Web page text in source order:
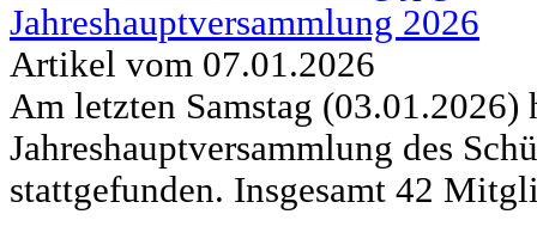
Jahreshauptversammlung 2026
Artikel vom 07.01.2026
Am letzten Samstag (03.01.2026)
Jahreshauptversammlung des
stattgefunden. Insgesamt 42